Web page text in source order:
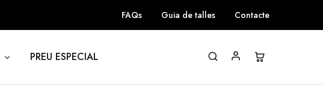
FAQs Guia de talles Contacte
PREU ESPECIAL